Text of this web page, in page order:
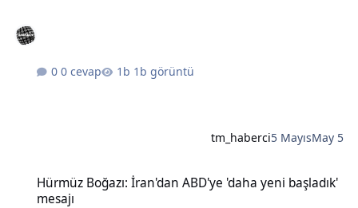
0 cevap 1b görüntü
tm_haberci5 MayısMay 5
Hürmüz Boğazı: İran'dan ABD'ye 'daha yeni başladık'
mesajı